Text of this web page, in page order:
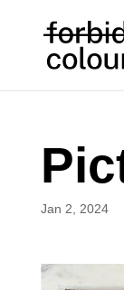
Jan 2, 2024